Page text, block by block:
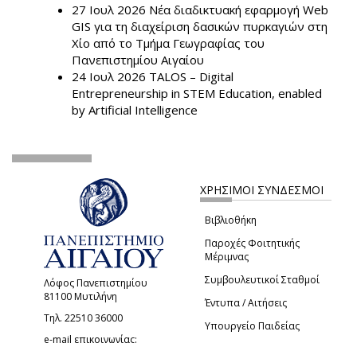
27 Ιουλ 2026 Νέα διαδικτυακή εφαρμογή Web
GIS για τη διαχείριση δασικών πυρκαγιών στη
Χίο από το Τμήμα Γεωγραφίας του
Πανεπιστημίου Αιγαίου
24 Ιουλ 2026 TALOS – Digital
Entrepreneurship in STEM Education, enabled
by Artificial Intelligence
Λόφος Πανεπιστημίου
81100 Μυτιλήνη
Τηλ. 22510 36000
e-mail επικοινωνίας:
ΧΡΗΣΙΜΟΙ ΣΥΝΔΕΣΜΟΙ
Βιβλιοθήκη
Παροχές Φοιτητικής
Μέριμνας
Συμβουλευτικοί Σταθμοί
Έντυπα / Αιτήσεις
Υπουργείο Παιδείας